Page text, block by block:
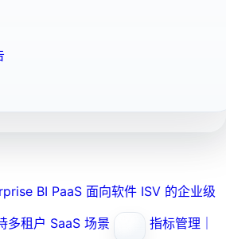
BI PaaS 面向软件 ISV 的企业级
多租户 SaaS 场景
指标管理｜